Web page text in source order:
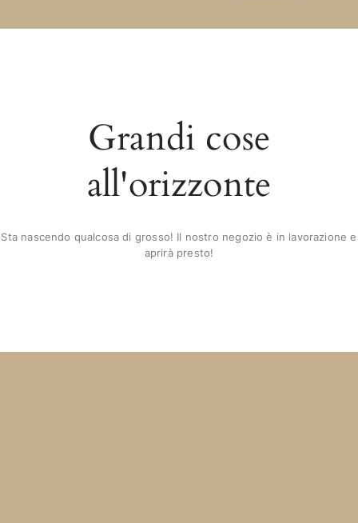
Grandi cose
all'orizzonte
Sta nascendo qualcosa di grosso! Il nostro negozio è in lavorazione e
aprirà presto!